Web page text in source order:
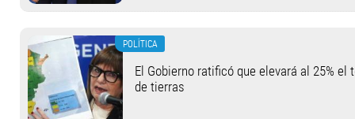
POLÍTICA
El Gobierno ratificó que elevará al 25%
de tierras